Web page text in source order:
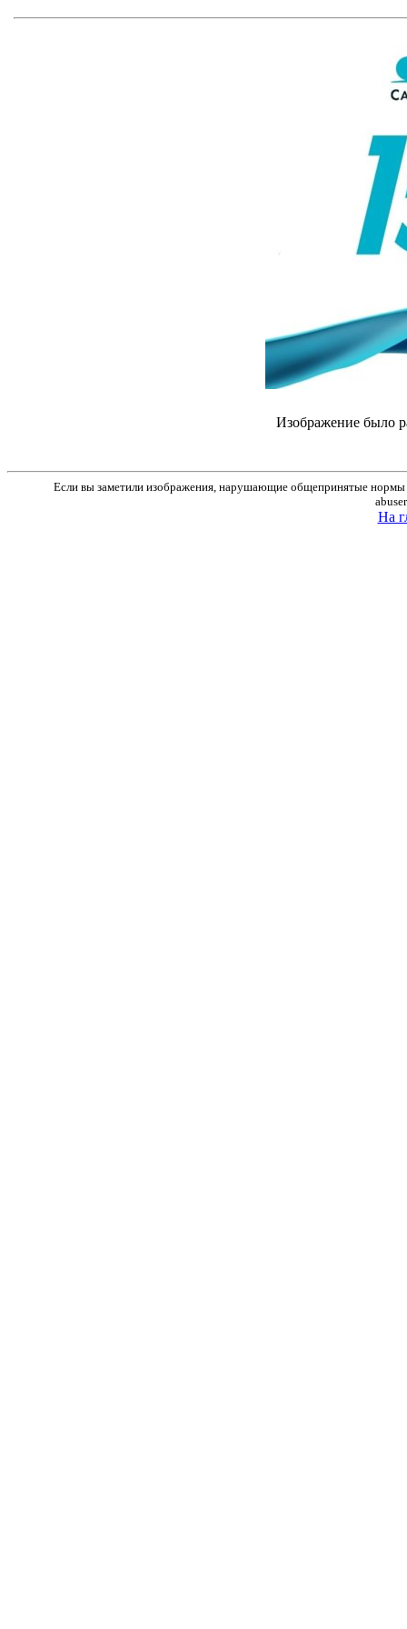
Изображение было
Если вы заметили изображения, нарушающие общепринятые нормы
На